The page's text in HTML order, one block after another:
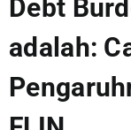
Debt
adalah: